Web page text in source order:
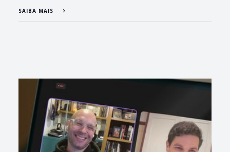
SAIBA MAIS